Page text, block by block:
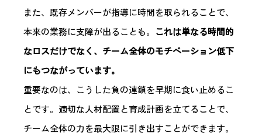
また、既存メンバーが指導に時間を取られることで、
本来の業務に支障が出ることも。 これは単なる時間的
なロスだけでなく、チーム全体のモチベーション低下
にもつながっています。
重要なのは、こうした負の連鎖を早期に食い止めるこ
とです。適切な人材配置と育成計画を立てることで、
チーム全体の力を最大限に引き出すことができます。